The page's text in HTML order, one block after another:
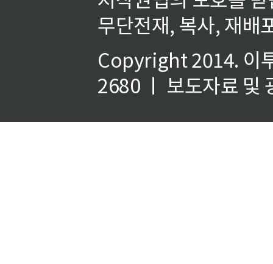
무단전재, 복사, 재배
Copyright 2014. 이
2680 ㅣ 보도자료